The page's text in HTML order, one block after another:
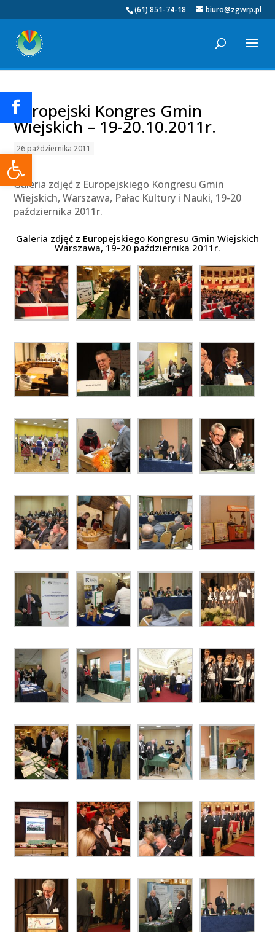
Otwórz pasek narzędzi
(61) 851-74-18 biuro@zgwrp.pl
Europejski Kongres Gmin
Wiejskich – 19-20.10.2011r.
26 października 2011
Galeria zdjęć z Europejskiego Kongresu Gmin
Wiejskich, Warszawa, Pałac Kultury i Nauki, 19-20
października 2011r.
Galeria zdjęć z Europejskiego Kongresu Gmin Wiejskich
Warszawa, 19-20 października 2011r.